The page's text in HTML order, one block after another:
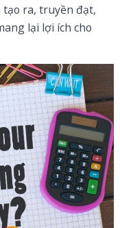
ra, truyền đạt,
lại lợi ích cho